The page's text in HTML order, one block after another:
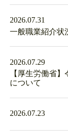
2026.07.31
一般職業紹介状
2026.07.29
【厚生労働省
について
2026.07.23